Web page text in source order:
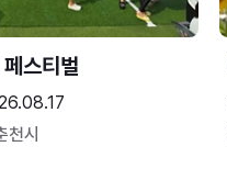
스티벌
천시